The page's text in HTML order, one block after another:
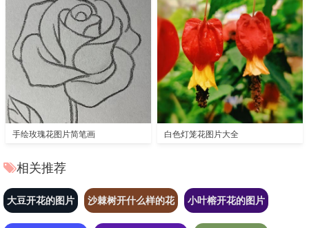
手绘玫瑰花图片简笔画 白色灯笼花图片大全
相关推荐
大豆开花的图片 沙棘树开什么样的花 小叶榕开花的图片